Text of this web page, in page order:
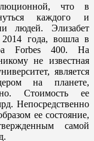
что в
каждого и
людей. Элизабет
года, вошла в
Forbes400. На
не известная
является
на планете,
Стоимость ее
Непосредственно
ее состояние,
самой